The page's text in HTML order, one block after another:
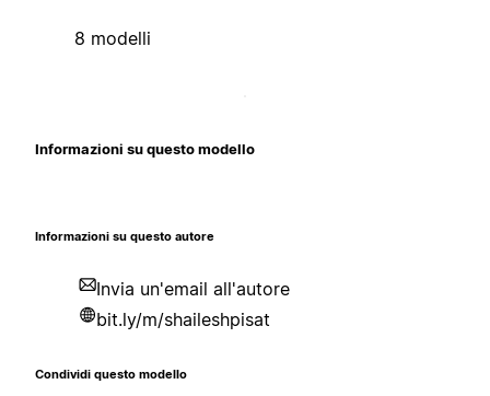
8 modelli
Informazioni su questo modello
Informazioni su questo autore
Invia un'email all'autore
bit.ly/m/shaileshpisat
Condividi questo modello